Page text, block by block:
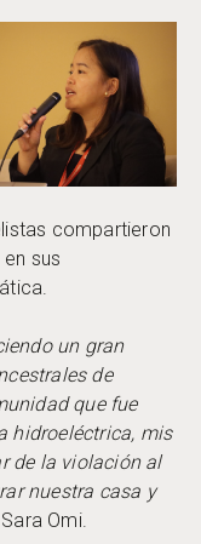
compartieron
sus
un gran
de
que fue
hidroeléctrica, mis
de la violación al
nuestra casa y
Omi.